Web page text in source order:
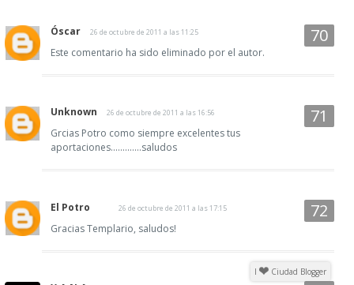
Óscar 26 de octubre de 2011 a las 11:25
Este comentario ha sido eliminado por el autor.
Unknown 26 de octubre de 2011 a las 16:56
Grcias Potro como siempre excelentes tus
aportaciones.............saludos
El Potro 26 de octubre de 2011 a las 17:15
Gracias Templario, saludos!
I Ciudad Blogger